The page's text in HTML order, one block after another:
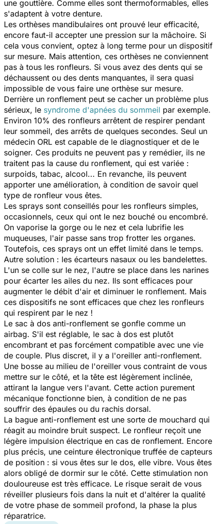
une gouttière. Comme elles sont thermoformables, elles
s'adaptent à votre denture.
Les orthèses mandibulaires ont prouvé leur efficacité,
encore faut-il accepter une pression sur la mâchoire. Si
cela vous convient, optez à long terme pour un dispositif
sur mesure. Mais attention, ces orthèses ne conviennent
pas à tous les ronfleurs. Si vous avez des dents qui se
déchaussent ou des dents manquantes, il sera quasi
impossible de vous faire une orthèse sur mesure.
Derrière un ronflement peut se cacher un problème plus
sérieux, le syndrome d'apnées du sommeil par exemple.
Environ 10% des ronfleurs arrêtent de respirer pendant
leur sommeil, des arrêts de quelques secondes. Seul un
médecin ORL est capable de le diagnostiquer et de le
soigner. Ces produits ne peuvent pas y remédier, ils ne
traitent pas la cause du ronflement, qui est variée :
surpoids, tabac, alcool... En revanche, ils peuvent
apporter une amélioration, à condition de savoir quel
type de ronfleur vous êtes.
Les sprays sont conseillés pour les ronfleurs simples,
occasionnels, ceux qui ont le nez bouché ou encombré.
On vaporise la gorge ou le nez et cela lubrifie les
muqueuses, l'air passe sans trop frotter les organes.
Toutefois, ces sprays ont un effet limité dans le temps.
Autre solution : les écarteurs nasaux ou les bandelettes.
L'un se colle sur le nez, l'autre se place dans les narines
pour écarter les ailes du nez. Ils sont efficaces pour
augmenter le débit d'air et diminuer le ronflement. Mais
ces dispositifs ne sont efficaces que chez les ronfleurs
qui respirent par le nez !
Le sac à dos anti-ronflement se gonfle comme un
airbag. S'il est réglable, le sac à dos est plutôt
encombrant et pas forcément compatible avec une vie
de couple. Plus discret, il y a l'oreiller anti-ronflement.
Une bosse au milieu de l'oreiller vous contraint de vous
mettre sur le côté, et la tête est légèrement inclinée,
attirant la langue vers l'avant. Cette action purement
mécanique fonctionne bien, à condition de ne pas
souffrir des épaules ou du rachis dorsal.
La bague anti-ronflement est une sorte de mouchard qui
réagit au moindre bruit suspect. Le ronfleur reçoit une
légère impulsion électrique en cas de ronflement. Encore
plus précis, une ceinture électronique truffée de capteurs
de position : si vous êtes sur le dos, elle vibre. Vous êtes
alors obligé de dormir sur le côté. Cette stimulation non
douloureuse est très efficace. Le risque serait de vous
réveiller plusieurs fois dans la nuit et d'altérer la qualité
de votre phase de sommeil profond, la phase la plus
réparatrice.